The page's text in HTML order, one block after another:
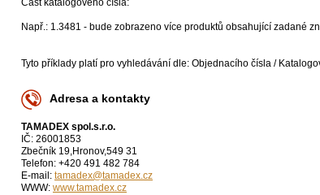
Část katalogového čísla:
Např.: 1.3481 - bude zobrazeno více produktů obsahující zadané
Tyto příklady platí pro vyhledávání dle: Objednacího čísla /
Adresa a kontakty
TAMADEX spol.s.r.o.
IČ: 26001853
Zbečník 19,Hronov,549 31
Telefon: +420 491 482 784
E-mail: tamadex@tamadex.cz
WWW: www.tamadex.cz